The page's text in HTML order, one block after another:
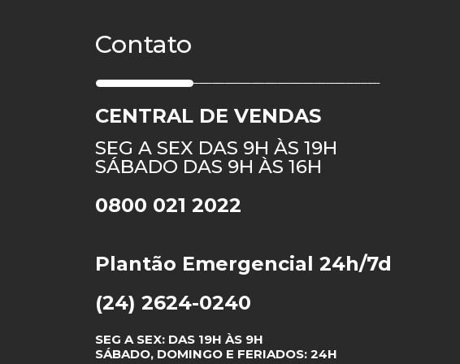
Contato
CENTRAL DE VENDAS
SEG A SEX DAS 9H ÀS 19H
SÁBADO DAS 9H ÀS 16H
0800 021 2022
Plantão Emergencial 24h/7d
(24) 2624-0240
SEG A SEX: DAS 19H ÀS 9H
SÁBADO, DOMINGO E FERIADOS: 24H